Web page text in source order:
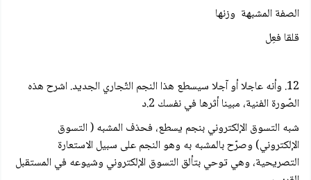
الصفة المشبهة وزنها
قلقا فعِل
12. وأنه عاجلا أو آجلا سيسطع هذا النجم التّجاري الجديد. اشرح هذه
الصّورة الفنية، مبينا أثرها في نفسك 2.د
شبه التسوق الإلكتروني بنجم يسطع، فحذف المشبه ( التسوق
الإلكتروني) وصرّح بالمشبه به وهو النجم على سبيل الاستعارة
التصريحية، وهي توحي بتألق التسوق الإلكتروني وشيوعه في المستقبل